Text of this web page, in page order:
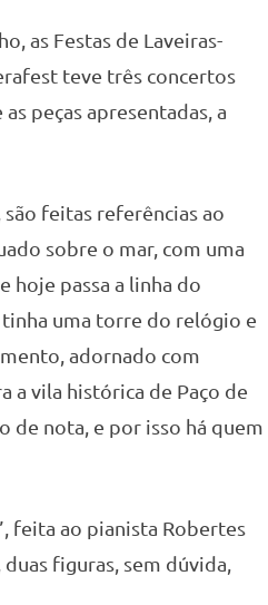
as Festas de Laveiras-
teve três concertos
peças apresentadas, a
feitas referências ao
sobre o mar, com uma
passa a linha do
uma torre do relógio e
adornado com
a vila histórica de Paço de
nota, e por isso há quem
feita ao pianista Robertes
figuras, sem dúvida,